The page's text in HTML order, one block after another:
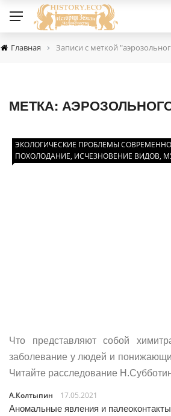
Главная › Записи с меткой
МЕТКА:
ЭКОЛОГИЧЕСКИЕ ПРОБЛЕМЫ
ПОХОЛОДАНИЕ, ИСЧЕЗНОВЕНИЕ ВИДОВ,
Что представляют собой
заболевание у людей и
Читайте расследование
А.Колтыпин
17.05.2021
Аномальные явления и палеоконтакты